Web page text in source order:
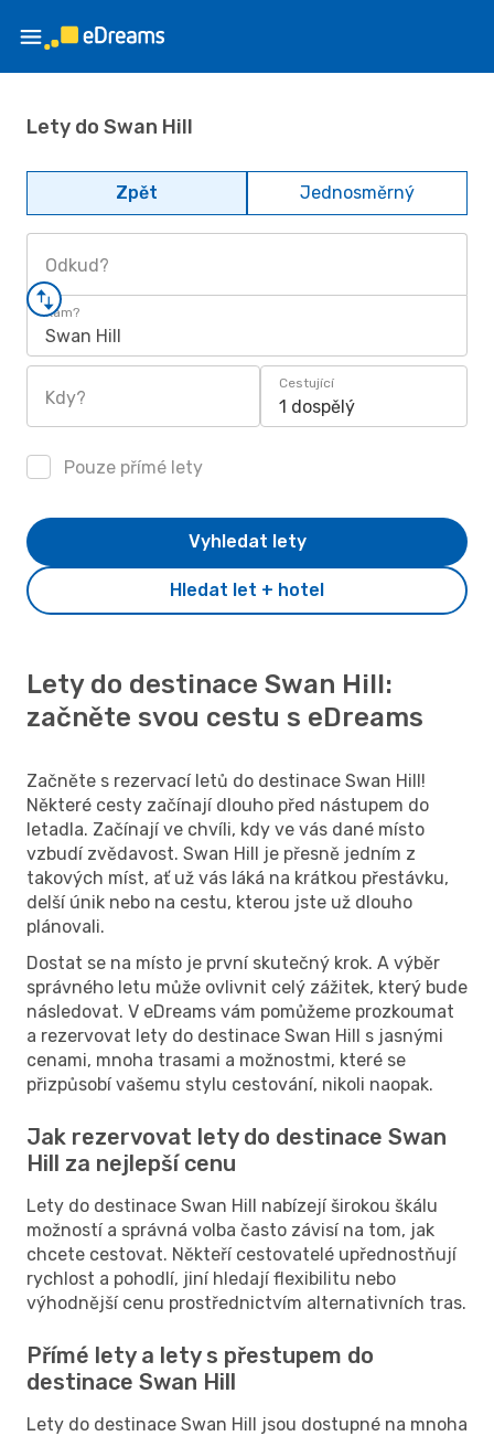
Lety do Swan Hill
Zpět Jednosměrný
Odkud?
Kam?
Swan Hill
Kdy?
Cestující
1 dospělý
Pouze přímé lety
Hledat let + hotel
Vyhledat lety
Lety do destinace Swan Hill:
začněte svou cestu s eDreams
Začněte s rezervací letů do destinace Swan Hill!
Některé cesty začínají dlouho před nástupem do
letadla. Začínají ve chvíli, kdy ve vás dané místo
vzbudí zvědavost. Swan Hill je přesně jedním z
takových míst, ať už vás láká na krátkou přestávku,
delší únik nebo na cestu, kterou jste už dlouho
plánovali.
Dostat se na místo je první skutečný krok. A výběr
správného letu může ovlivnit celý zážitek, který bude
následovat. V eDreams vám pomůžeme prozkoumat
a rezervovat lety do destinace Swan Hill s jasnými
cenami, mnoha trasami a možnostmi, které se
přizpůsobí vašemu stylu cestování, nikoli naopak.
Jak rezervovat lety do destinace Swan
Hill za nejlepší cenu
Lety do destinace Swan Hill nabízejí širokou škálu
možností a správná volba často závisí na tom, jak
chcete cestovat. Někteří cestovatelé upřednostňují
rychlost a pohodlí, jiní hledají flexibilitu nebo
výhodnější cenu prostřednictvím alternativních tras.
Přímé lety a lety s přestupem do
destinace Swan Hill
Lety do destinace Swan Hill jsou dostupné na mnoha